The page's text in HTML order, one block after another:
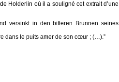
Holderlin où il a souligné cet extrait d’une
versinkt in den bitteren Brunnen seines
dans le puits amer de son cœur ; (…).”